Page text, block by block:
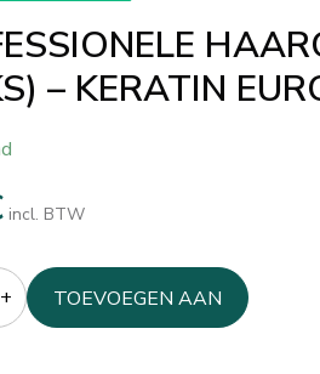
– KERATIN
incl. BTW
TOEVOEGEN AAN